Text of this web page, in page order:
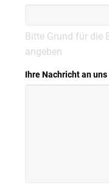
Bitte Grund für die
angeben
Ihre Nachricht an uns